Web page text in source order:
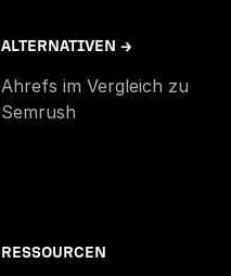
ALTERNATIVEN →
Ahrefs im Vergleich zu
Semrush
RESSOURCEN